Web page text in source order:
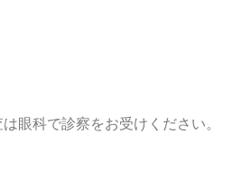
眼科で診察をお受けください。